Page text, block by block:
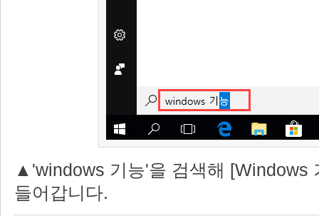
▲'windows 기능'을 검색해 [Windows
들어갑니다.